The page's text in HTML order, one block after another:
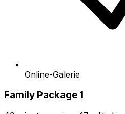
Online-Galerie
Family Package 1